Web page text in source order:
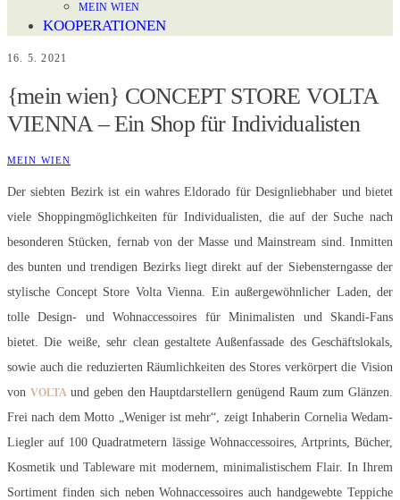
MEIN WIEN
KOOPERATIONEN
16. 5. 2021
{mein wien} CONCEPT STORE VOLTA
VIENNA – Ein Shop für Individualisten
MEIN WIEN
Der siebten Bezirk ist ein wahres Eldorado für Designliebhaber und bietet
viele Shoppingmöglichkeiten für Individualisten, die auf der Suche nach
besonderen Stücken, fernab von der Masse und Mainstream sind. Inmitten
des bunten und trendigen Bezirks liegt direkt auf der Siebensterngasse der
stylische Concept Store Volta Vienna. Ein außergewöhnlicher Laden, der
tolle Design- und Wohnaccessoires für Minimalisten und Skandi-Fans
bietet. Die weiße, sehr clean gestaltete Außenfassade des Geschäftslokals,
sowie auch die reduzierten Räumlichkeiten des Stores verkörpert die Vision
von VOLTA und geben den Hauptdarstellern genügend Raum zum Glänzen.
Frei nach dem Motto „Weniger ist mehr“, zeigt Inhaberin Cornelia Wedam-
Liegler auf 100 Quadratmetern lässige Wohnaccessoires, Artprints, Bücher,
Kosmetik und Tableware mit modernem, minimalistischem Flair. In Ihrem
Sortiment finden sich neben Wohnaccessoires auch handgewebte Teppiche